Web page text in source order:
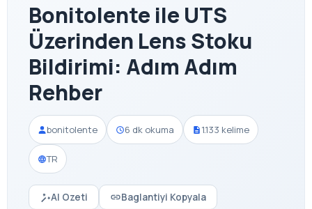
Bonitolente ile UTS
Üzerinden Lens Stoku
Bildirimi: Adım Adım
Rehber
bonitolente 6 dk okuma 1.133 kelime
TR
AI Ozeti Baglantiyi Kopyala